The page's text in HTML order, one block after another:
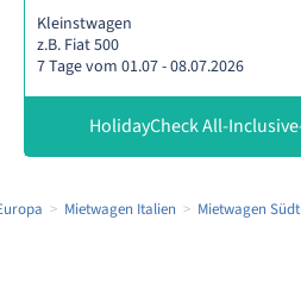
Kleinstwagen
z.B. Fiat 500
7 Tage vom 01.07 - 08.07.2026
HolidayCheck All-
Mietwagen Italien Mietwagen